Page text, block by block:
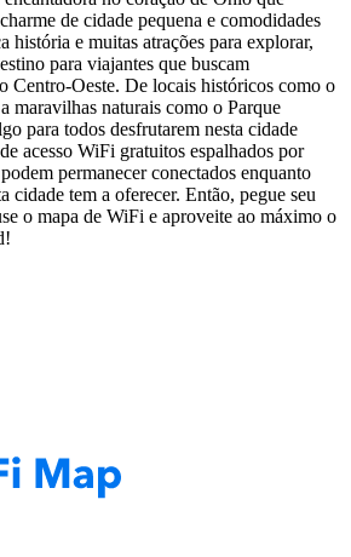
de cidade pequena e comodidades
história e muitas atrações para explorar,
para viajantes que buscam
Centro-Oeste. De locais históricos como o
maravilhas naturais como o Parque
para todos desfrutarem nesta cidade
acesso WiFi gratuitos espalhados por
permanecer conectados enquanto
cidade tem a oferecer. Então, pegue seu
o mapa de WiFi e aproveite ao máximo o